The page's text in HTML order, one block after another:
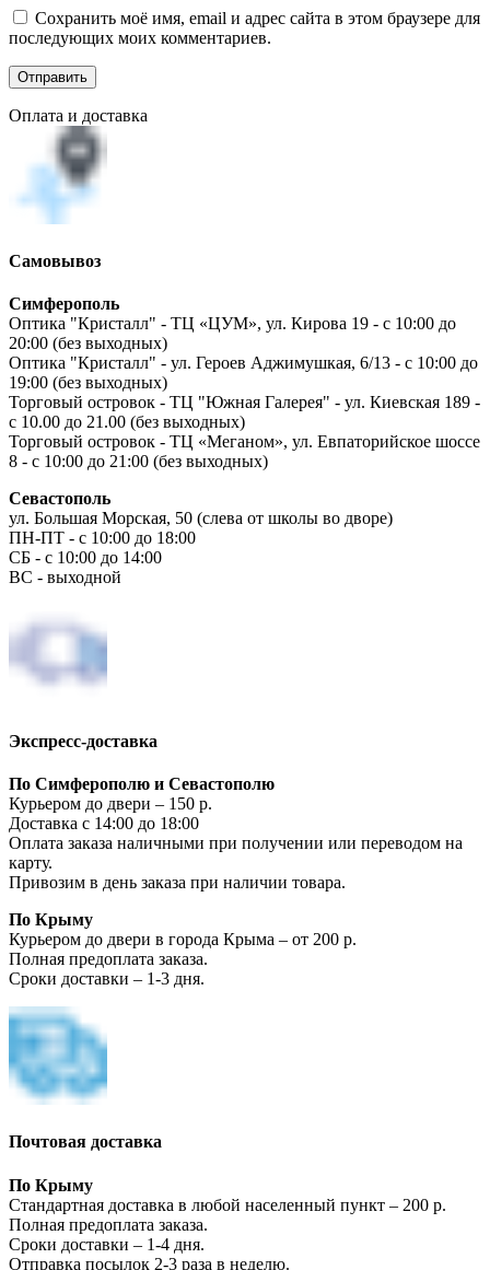
Сохранить моё имя, email и адрес сайта в этом браузере для
последующих моих комментариев.
Оплата и доставка
Самовывоз
Симферополь
Оптика "Кристалл" - ТЦ «ЦУМ», ул. Кирова 19 - с 10:00 до
20:00 (без выходных)
Оптика "Кристалл" - ул. Героев Аджимушкая, 6/13 - с 10:00 до
19:00 (без выходных)
Торговый островок - ТЦ "Южная Галерея" - ул. Киевская 189 -
с 10.00 до 21.00 (без выходных)
Торговый островок - ТЦ «Меганом», ул. Евпаторийское шоссе
8 - с 10:00 до 21:00 (без выходных)
Севастополь
ул. Большая Морская, 50 (слева от школы во дворе)
ПН-ПТ - с 10:00 до 18:00
СБ - с 10:00 до 14:00
ВС - выходной
Экспресс-доставка
По Симферополю и Севастополю
Курьером до двери – 150 р.
Доставка с 14:00 до 18:00
Оплата заказа наличными при получении или переводом на
карту.
Привозим в день заказа при наличии товара.
По Крыму
Курьером до двери в города Крыма – от 200 р.
Полная предоплата заказа.
Сроки доставки – 1-3 дня.
Почтовая доставка
По Крыму
Стандартная доставка в любой населенный пункт – 200 р.
Полная предоплата заказа.
Сроки доставки – 1-4 дня.
Отправка посылок 2-3 раза в неделю.